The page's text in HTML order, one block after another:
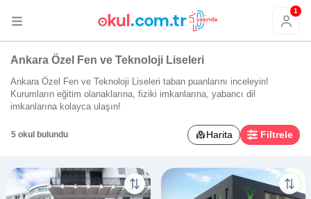
1
Ankara Özel Fen ve Teknoloji Liseleri
Ankara Özel Fen ve Teknoloji Liseleri taban puanlarını inceleyin!
Kurumların eğitim olanaklarına, fiziki imkanlarına, yabancı dil
imkanlarına kolayca ulaşın!
5 okul bulundu Harita Filtrele